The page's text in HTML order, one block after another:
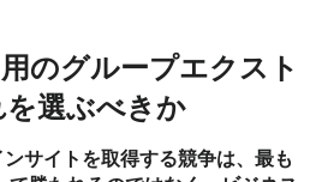
のグループエクスト
選ぶべきか
サイトを取得する競争は、最も